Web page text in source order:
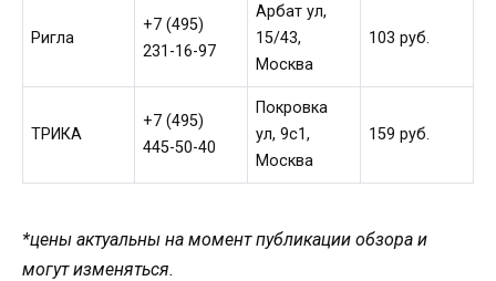
Ригла
+7 (495)
231-16-97
Арбат ул,
15/43,
Москва
103 руб.
ТРИКА
+7 (495)
445-50-40
Покровка
ул, 9с1,
Москва
159 руб.
*цены актуальны на момент публикации обзора и
могут изменяться.